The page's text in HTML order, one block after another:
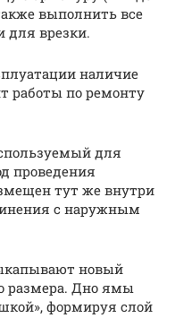
выполнить все
врезки.
наличие
работы по ремонту
для
проведения
тут же внутри
с наружным
новый
размера. Дно ямы
формируя слой